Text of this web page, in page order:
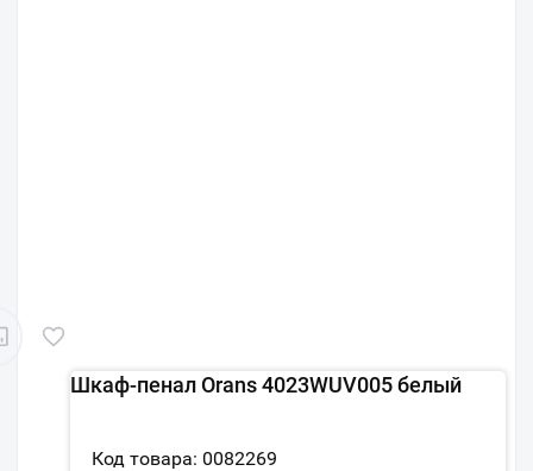
Шкаф-пенал Orans 4023WUV005 белый
Код товара: 0082269